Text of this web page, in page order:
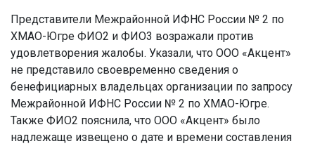
Представители Межрайонной ИФНС России № 2 по
ХМАО-Югре ФИО2 и ФИО3 возражали против
удовлетворения жалобы. Указали, что ООО «Акцент»
не представило своевременно сведения о
бенефициарных владельцах организации по запросу
Межрайонной ИФНС России № 2 по ХМАО-Югре.
Также ФИО2 пояснила, что ООО «Акцент» было
надлежаще извещено о дате и времени составления